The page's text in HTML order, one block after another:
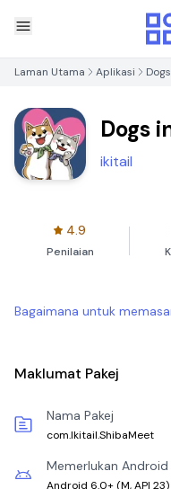
Laman Utama Aplikasi
Dogs
ikitail
4.9
Penilaian
Bagaimana untuk
Maklumat Pakej
Nama Pakej
com.Ikitail.ShibaMeet
Memerlukan Android
Android 6.0+ (M, API 23)